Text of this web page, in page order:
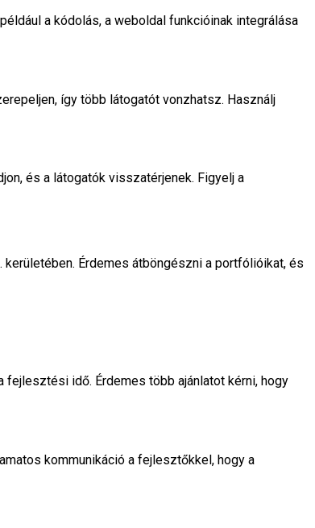
a kódolás, a weboldal funkcióinak integrálása
így több látogatót vonzhatsz. Használj
és a látogatók visszatérjenek. Figyelj a
Érdemes átböngészni a portfólióikat, és
idő. Érdemes több ajánlatot kérni, hogy
kommunikáció a fejlesztőkkel, hogy a